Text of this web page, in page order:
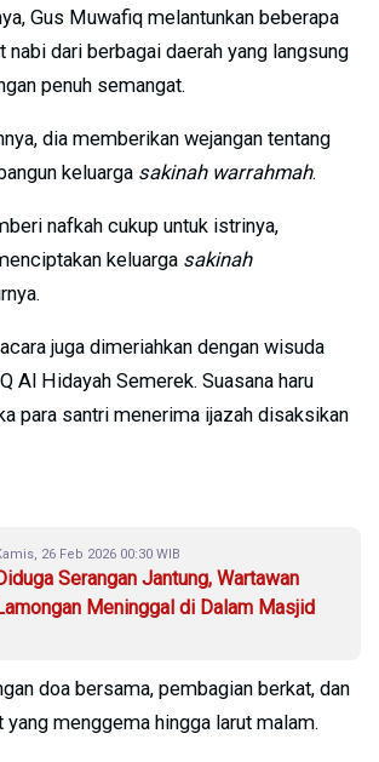
Gus Muwafiq melantunkan beberapa
nabi dari berbagai daerah yang langsung
penuh semangat.
dia memberikan wejangan tentang
keluarga sakinah warrahmah.
nafkah cukup untuk istrinya,
keluarga sakinah
juga dimeriahkan dengan wisuda
Al Hidayah Semerek. Suasana haru
para santri menerima ijazah disaksikan
26 Feb 2026 00:30 WIB
Serangan Jantung, Wartawan
Meninggal di Dalam Masjid
doa bersama, pembagian berkat, dan
yang menggema hingga larut malam.